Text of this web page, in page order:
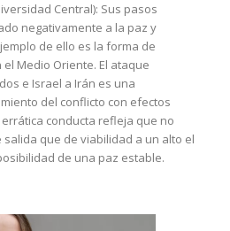
Central): Sus pasos
negativamente a la paz y
de ello es la forma de
Medio Oriente. El ataque
e Israel a Irán es una
del conflicto con efectos
conducta refleja que no
que de viabilidad a un alto el
de una paz estable.